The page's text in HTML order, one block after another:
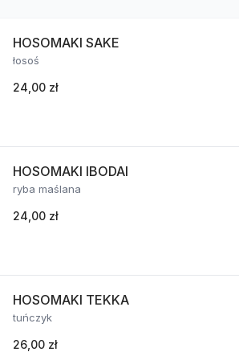
HOSOMAKI SAKE
łosoś
24,00 zł
HOSOMAKI IBODAI
ryba maślana
24,00 zł
HOSOMAKI TEKKA
tuńczyk
26,00 zł